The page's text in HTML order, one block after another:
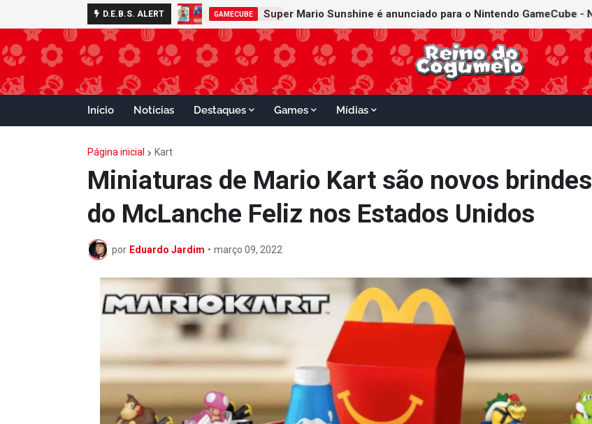
D.E.B.S. ALERT MERCHANDISING
Início Notícias Destaques Games Mídias
Página inicial Kart
Miniaturas de Mario Kart são novos brindes
do McLanche Feliz nos Estados Unidos
por Eduardo Jardim • março 09, 2022